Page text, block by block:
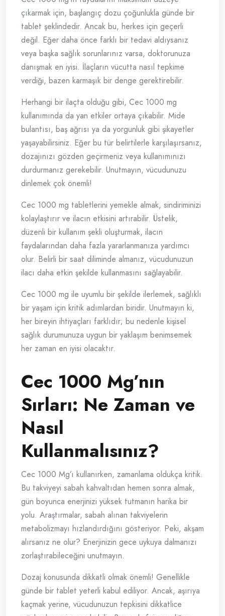
çıkarmak için, başlangıç dozu çoğunlukla günde bir
tablet şeklindedir. Ancak bu, herkes için geçerli
değil. Eğer daha önce farklı bir tedavi aldıysanız
veya başka sağlık sorunlarınız varsa, doktorunuza
danışmak en iyisi. İlaçların vücutta nasıl tepkime
verdiği, bazen karmaşık bir denge gerektirebilir.
Herhangi bir ilaçta olduğu gibi, Cec 1000 mg
kullanımında da yan etkiler ortaya çıkabilir. Mide
bulantısı, baş ağrısı ya da yorgunluk gibi şikayetler
yaşayabilirsiniz. Eğer bu tür belirtilerle karşılaşırsanız,
dozajınızı gözden geçirmeniz veya kullanımınızı
durdurmanız gerekebilir. Unutmayın, vücudunuzu
dinlemek çok önemli!
Cec 1000 mg tabletlerini yemekle almak, sindiriminizi
kolaylaştırır ve ilacın etkisini artırabilir. Üstelik,
düzenli bir kullanım şekli oluşturmak, ilacın
faydalarından daha fazla yararlanmanıza yardımcı
olur. Belirli bir saat diliminde almanız, vücudunuzun
ilacı daha etkin şekilde kullanmasını sağlayabilir.
Cec 1000 mg ile uyumlu bir şekilde ilerlemek, sağlıklı
bir yaşam için kritik adımlardan biridir. Unutmayın ki,
her bireyin ihtiyaçları farklıdır; bu nedenle kişisel
sağlık durumunuza uygun bir yaklaşım benimsemek
her zaman en iyisi olacaktır.
Cec 1000 Mg’nın
Sırları: Ne Zaman ve
Nasıl
Kullanmalısınız?
Cec 1000 Mg’ı kullanırken, zamanlama oldukça kritik.
Bu takviyeyi sabah kahvaltıdan hemen sonra almak,
gün boyunca enerjinizi yüksek tutmanın harika bir
yolu. Araştırmalar, sabah alınan takviyelerin
metabolizmayı hızlandırdığını gösteriyor. Peki, akşam
alırsanız ne olur? Enerjinizin gece uykuya dalmanızı
zorlaştırabileceğini unutmayın.
Dozaj konusunda dikkatli olmak önemli! Genellikle
günde bir tablet yeterli kabul ediliyor. Ancak, aşırıya
kaçmak yerine, vücudunuzun tepkisini dikkatlice